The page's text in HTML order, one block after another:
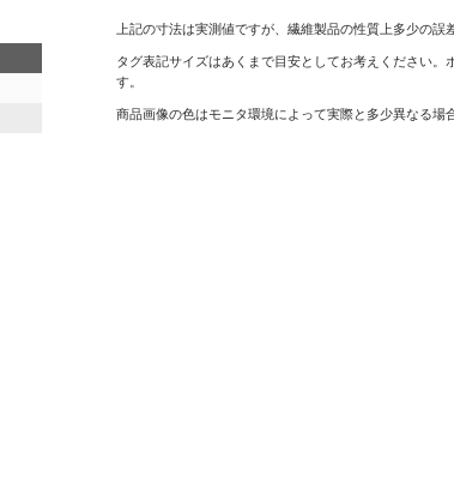
上記の寸法は実測値ですが、繊維製品の性質上多少の誤
タグ表記サイズはあくまで目安としてお考えください
す。
商品画像の色はモニタ環境によって実際と多少異なる場